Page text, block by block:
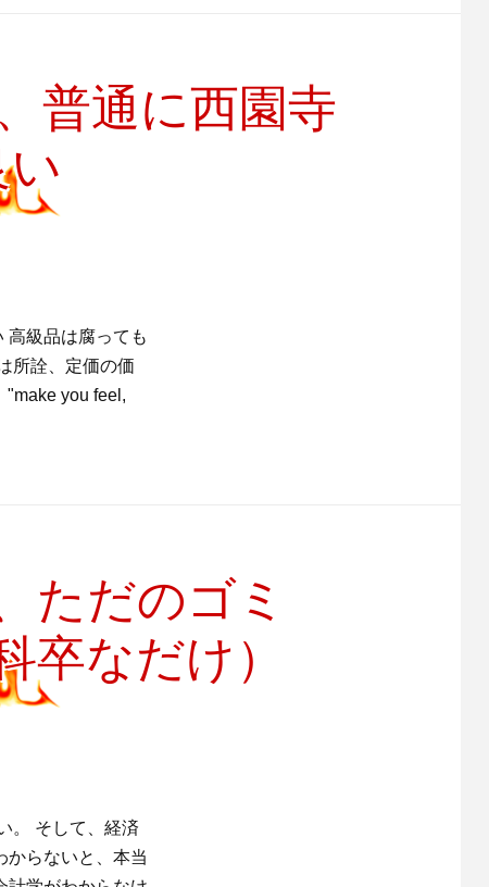
普通に西園寺
高級品は腐っても
所詮、定価の価
you feel,
ただのゴミ
卒なだけ）
。 そして、経済
からないと、本当